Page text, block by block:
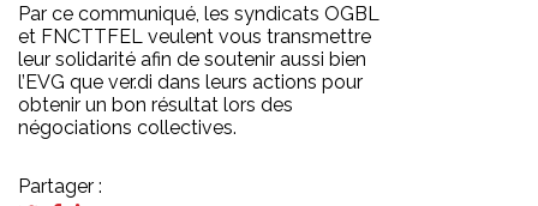
Par ce communiqué, les syndicats OGBL
et FNCTTFEL veulent vous transmettre
leur solidarité afin de soutenir aussi bien
l’EVG que ver.di dans leurs actions pour
obtenir un bon résultat lors des
négociations collectives.
Partager :